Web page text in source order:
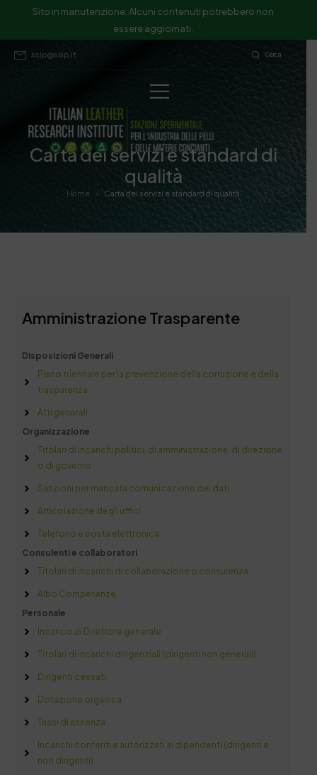
Sito in manutenzione. Alcuni contenuti potrebbero non
essere aggiornati.
ssip@ssip.it Cerca
Carta dei servizi e standard di
qualità
Home / Carta dei servizi e standard di qualità
Amministrazione Trasparente
Disposizioni Generali
Piano triennale per la prevenzione della corruzione e della
trasparenza
Atti generali
Organizzazione
Titolari di incarichi politici, di amministrazione, di direzione
o di governo
Sanzioni per mancata comunicazione dei dati
Articolazione degli uffici
Telefono e posta elettronica
Consulenti e collaboratori
Titolari di incarichi di collaborazione o consulenza
Albo Competenze
Personale
Incarico di Direttore generale
Titolari di incarichi dirigenziali (dirigenti non generali)
Dirigenti cessati
Dotazione organica
Tassi di assenza
Incarichi conferiti e autorizzati ai dipendenti (dirigenti e
non dirigenti)